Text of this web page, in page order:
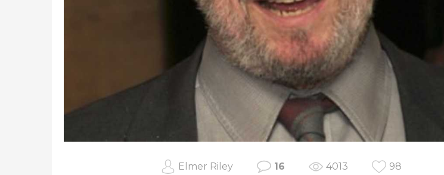
Elmer Riley 16 4013 98